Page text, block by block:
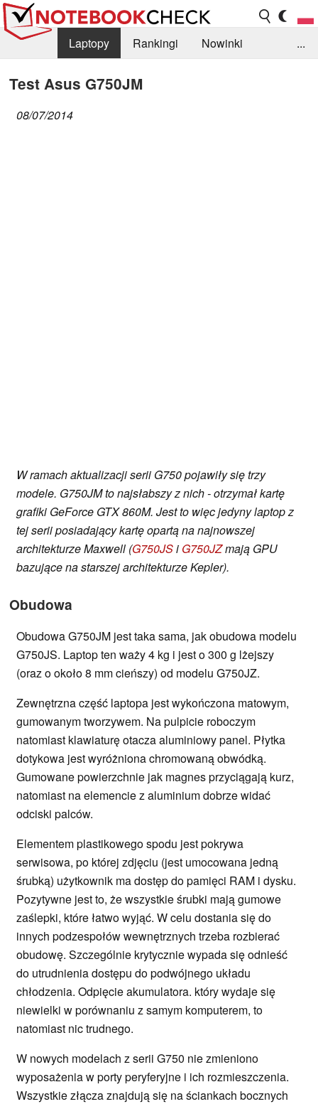
Laptopy Rankingi
Nowinki
...
Test Asus G750JM
08/07/2014
W ramach aktualizacji serii G750 pojawiły się trzy
modele. G750JM to najsłabszy z nich - otrzymał kartę
grafiki GeForce GTX 860M. Jest to więc jedyny laptop z
tej serii posiadający kartę opartą na najnowszej
architekturze Maxwell (G750JSi G750JZmają GPU
bazujące na starszej architekturze Kepler).
Obudowa
Obudowa G750JM jest taka sama, jak obudowa modelu
G750JS. Laptop ten waży 4 kg i jest o 300 g lżejszy
(oraz o około 8 mm cieńszy) od modelu G750JZ.
Zewnętrzna część laptopa jest wykończona matowym,
gumowanym tworzywem. Na pulpicie roboczym
natomiast klawiaturę otacza aluminiowy panel. Płytka
dotykowa jest wyróżniona chromowaną obwódką.
Gumowane powierzchnie jak magnes przyciągają kurz,
natomiast na elemencie z aluminium dobrze widać
odciski palców.
Elementem plastikowego spodu jest pokrywa
serwisowa, po której zdjęciu (jest umocowana jedną
śrubką) użytkownik ma dostęp do pamięci RAM i dysku.
Pozytywne jest to, że wszystkie śrubki mają gumowe
zaślepki, które łatwo wyjąć. W celu dostania się do
innych podzespołów wewnętrznych trzeba rozbierać
obudowę. Szczególnie krytycznie wypada się odnieść
do utrudnienia dostępu do podwójnego układu
chłodzenia. Odpięcie akumulatora. który wydaje się
niewielki w porównaniu z samym komputerem, to
natomiast nic trudnego.
W nowych modelach z serii G750 nie zmieniono
wyposażenia w porty peryferyjne i ich rozmieszczenia.
Wszystkie złącza znajdują się na ściankach bocznych